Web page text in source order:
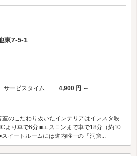
東7-5-1
サービスタイム
4,900 円 ～
のこだわり抜いたインテリアはインスタ映
より車で6分 ■エスコンまで車で18分（約10
イートルームには道内唯一の「洞窟...